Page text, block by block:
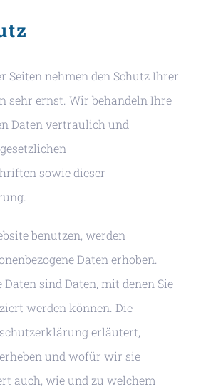
Seiten nehmen den Schutz Ihrer
sehr ernst. Wir behandeln Ihre
Daten vertraulich und
sowie dieser
benutzen, werden
Daten erhoben.
Daten sind Daten, mit denen Sie
werden können. Die
erläutert,
und wofür wir sie
auch, wie und zu welchem